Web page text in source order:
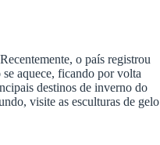
o país registrou
aquece, ficando por volta
destinos de inverno do
visite as esculturas de gelo